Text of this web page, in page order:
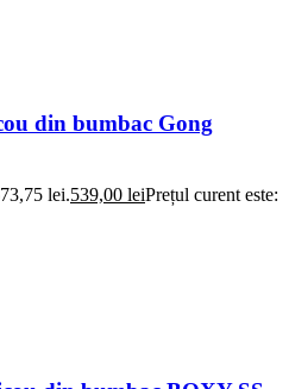
din bumbac Gong
lei.539,00 leiPrețul curent este: